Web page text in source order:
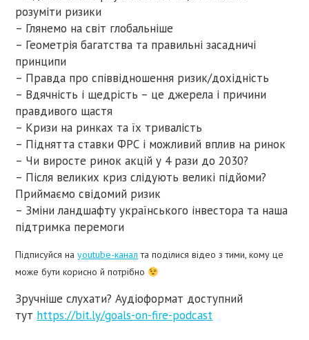
розуміти ризики
– Глянемо на світ глобальніше
– Геометрія багатства та правильні засадничі
принципи
– Правда про співвідношення ризик/дохідність
– Вдячність і щедрість – це джерела і причини
правдивого щастя
– Кризи на ринках та їх тривалість
– Піднятта ставки ФРС і можливий вплив на ринок
– Чи виросте ринок акцій у 4 рази до 2030?
– Після великих криз слідують великі підйоми?
Приймаємо свідомий ризик
– Зміни ландшафту українського інвестора та наша
підтримка перемоги
Підписуйся наyoutube-канал та поділися відео з тими, кому це
може бути корисно й потрібно
Зручніше слухати? Аудіоформат доступний
тут https://bit.ly/goals-on-fire-podcast